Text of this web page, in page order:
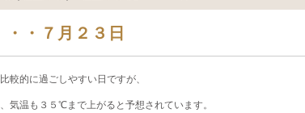
・７月２３日
較的に過ごしやすい日ですが、
気温も３５℃まで上がると予想されています。